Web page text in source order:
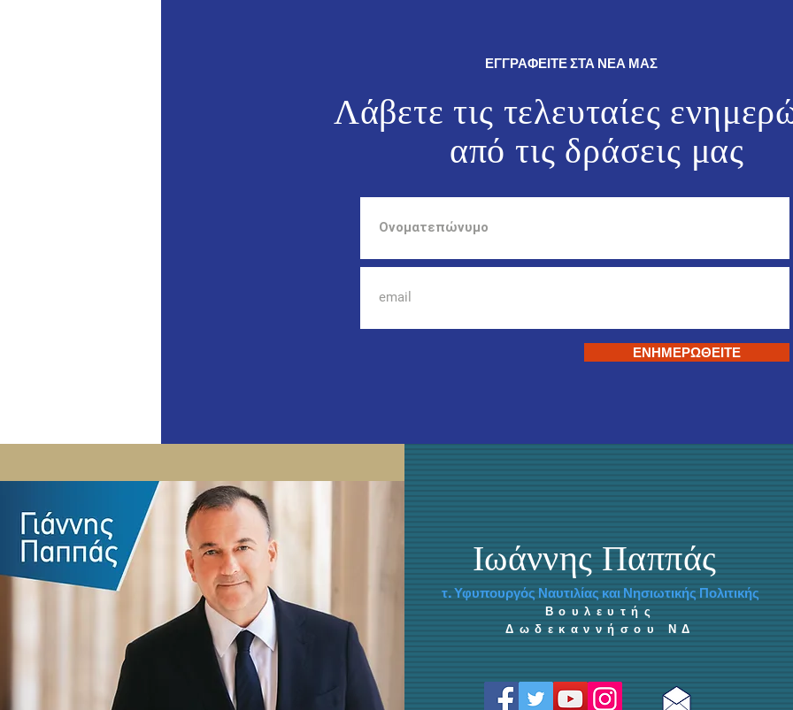
ΕΓΓΡΑΦΕΙΤΕ ΣΤΑ ΝΕΑ ΜΑΣ
Λάβετε τις τελευταίες
από τις δράσεις μας
ΕΝΗΜΕΡΩΘΕΙΤΕ
Ιωάννης Παππάς
τ. Υφυπουργός Ναυτιλίας και Νησιωτικής Πολιτικής
Βουλευτής
Δωδεκαννήσου ΝΔ